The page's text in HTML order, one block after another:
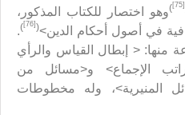
[75]
)وهو اختصار للكتاب المذكور،
في أصول أحكام الدين>(
[76]
)
.
منها: < إبطال القياس والرأي
الإجماع> و<مسائل من
المنيرية>، وله مخطوطات